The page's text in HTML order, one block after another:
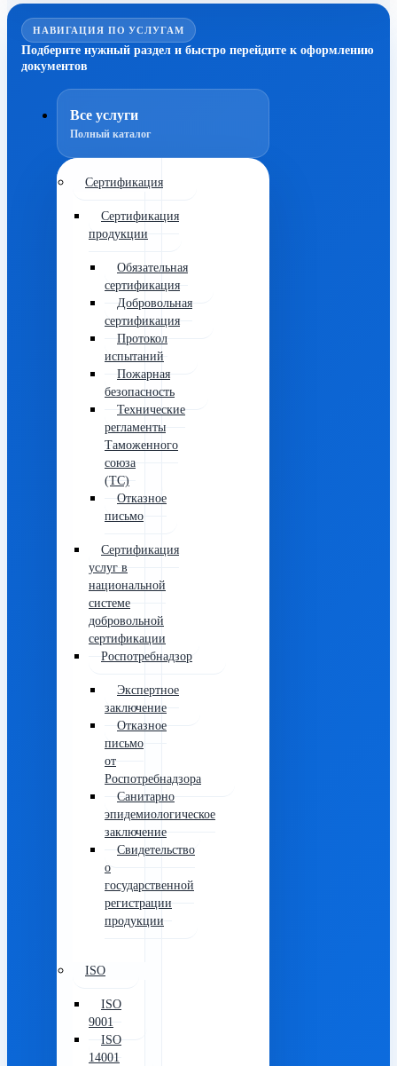
НАВИГАЦИЯ ПО УСЛУГАМ
Подберите нужный раздел и быстро перейдите к оформлению
документов
Все услуги
Полный каталог
Сертификация
Сертификация
продукции
Обязательная
сертификация
Добровольная
сертификация
Протокол
испытаний
Пожарная
безопасность
Технические
регламенты
Таможенного
союза
(ТС)
Отказное
письмо
Сертификация
услуг в
национальной
системе
добровольной
сертификации
Роспотребнадзор
Экспертное
заключение
Отказное
письмо
от
Роспотребнадзора
Санитарно
эпидемиологическое
заключение
Свидетельство
о
государственной
регистрации
продукции
ISO
ISO
9001
ISO
14001